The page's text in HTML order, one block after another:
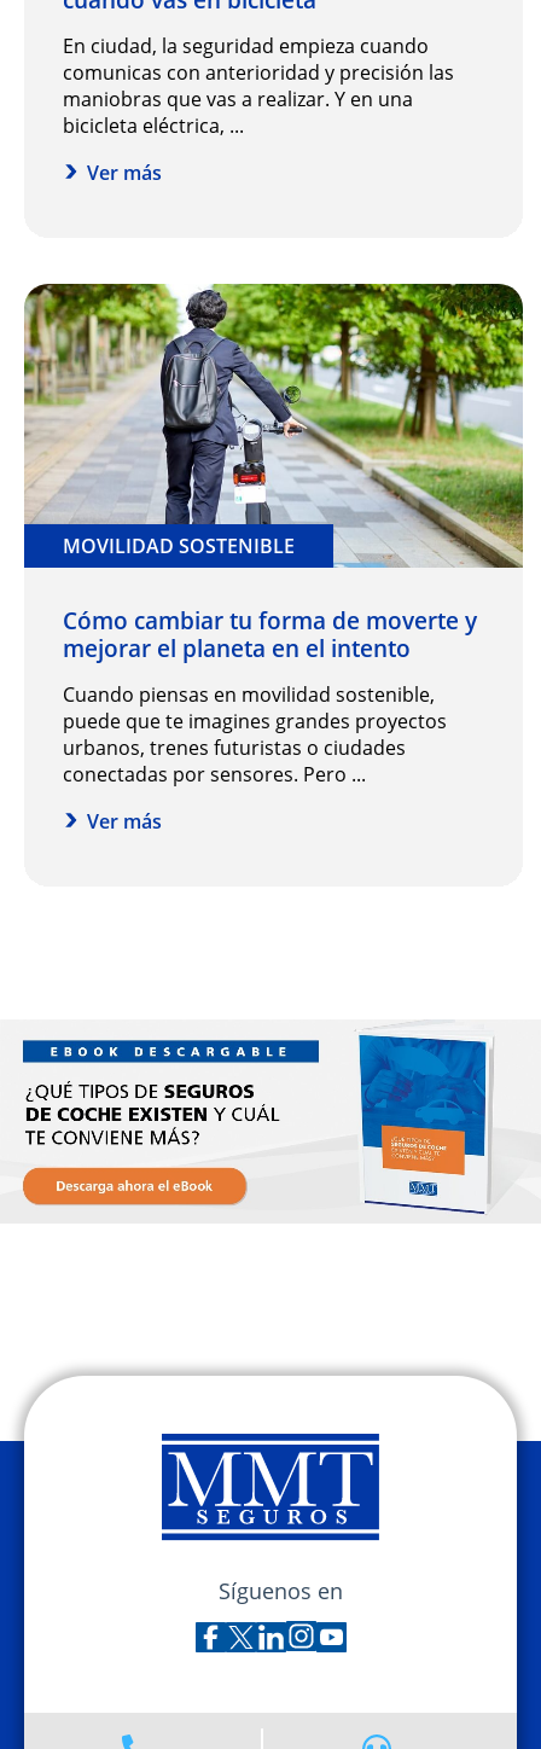
En ciudad, la seguridad empieza cuando
comunicas con anterioridad y precisión las
maniobras que vas a realizar. Y en una
bicicleta eléctrica, ...
Ver más
MOVILIDAD SOSTENIBLE
Cómo cambiar tu forma de moverte y
mejorar el planeta en el intento
Cuando piensas en movilidad sostenible,
puede que te imagines grandes proyectos
urbanos, trenes futuristas o ciudades
conectadas por sensores. Pero ...
Ver más
Síguenos en